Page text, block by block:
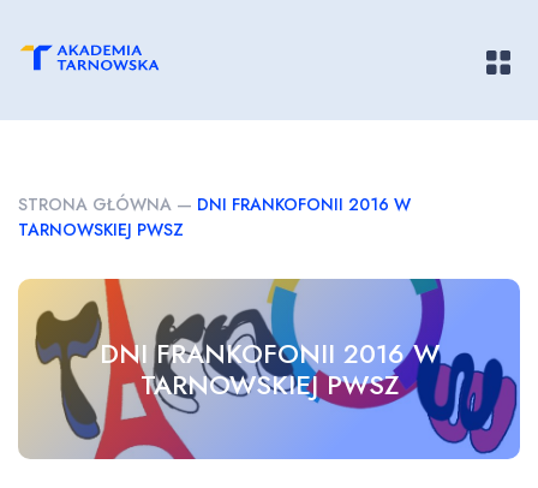
STRONA GŁÓWNA — DNI FRANKOFONII 2016 W
TARNOWSKIEJ PWSZ
DNI FRANKOFONII 2016 W
TARNOWSKIEJ PWSZ